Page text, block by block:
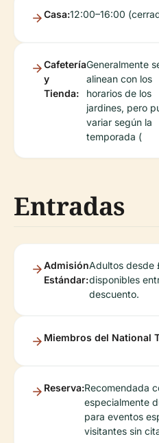
Casa:12:00–16:00
Cafetería
y
Tienda:
Generalmente
alinean con los
horarios de los
jardines, pero
variar según la
temporada (
Entradas
Admisión
Estándar:
Adultos desde
disponibles
descuento.
Miembros del National
Reserva:Recomendada
especialmente
para eventos
visitantes sin